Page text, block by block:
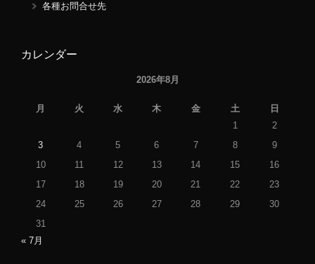
各種お問合せ先
カレンダー
2026年8月
月 火 水 木 金 土
日
1
2
3
4 5 6 7 8
9
10
11 12 13 14 15
16
17
18 19 20 21 22
23
24
25 26 27 28 29
30
31
« 7月